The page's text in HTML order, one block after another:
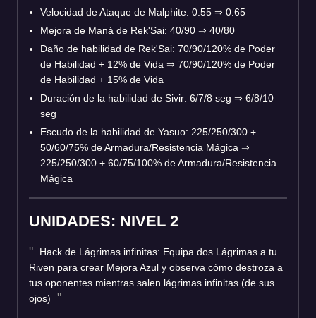
Velocidad de Ataque de Malphite: 0.55 ⇒ 0.65
Mejora de Maná de Rek'Sai: 40/90 ⇒ 40/80
Daño de habilidad de Rek'Sai: 70/90/120% de Poder
de Habilidad + 12% de Vida ⇒ 70/90/120% de Poder
de Habilidad + 15% de Vida
Duración de la habilidad de Sivir: 6/7/8 seg ⇒ 6/8/10
seg
Escudo de la habilidad de Yasuo: 225/250/300 +
50/60/75% de Armadura/Resistencia Mágica ⇒
225/250/300 + 60/75/100% de Armadura/Resistencia
Mágica
UNIDADES: NIVEL 2
Hack de Lágrimas infinitas: Equipa dos Lágrimas a tu
Riven para crear Mejora Azul y observa cómo destroza a
tus oponentes mientras salen lágrimas infinitas (de sus
ojos)